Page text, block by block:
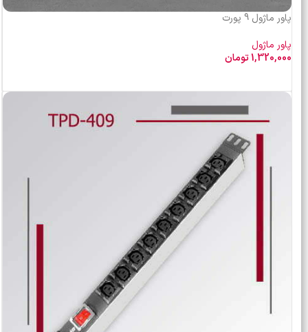
پاور ماژول 9 پورت
پاور ماژول
1,320,000تومان